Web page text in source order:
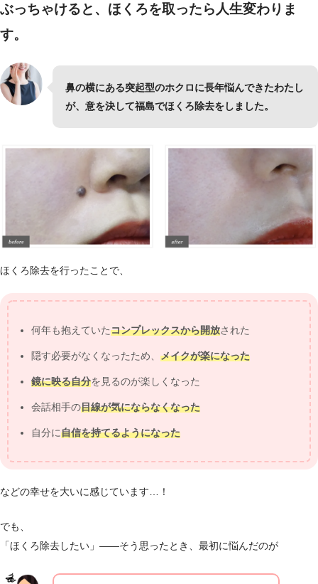
ぶっちゃけると、ほくろを取ったら人生変わりま
す。
鼻の横にある突起型のホクロに長年悩んできたわたし
が、意を決して福島でほくろ除去をしました。
ほくろ除去を行ったことで、
何年も抱えていたコンプレックスから開放された
隠す必要がなくなったため、 メイクが楽になった
鏡に映る自分を見るのが楽しくなった
会話相手の目線が気にならなくなった
自分に自信を持てるようになった
などの幸せを大いに感じています…！
でも、
「ほくろ除去したい」――そう思ったとき、最初に悩んだのが